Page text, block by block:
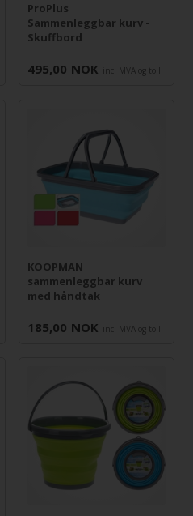
ProPlus
Sammenleggbar kurv -
Skuffbord
495,00 NOK incl MVA og toll
KOOPMAN
sammenleggbar kurv
med håndtak
185,00 NOK incl MVA og toll